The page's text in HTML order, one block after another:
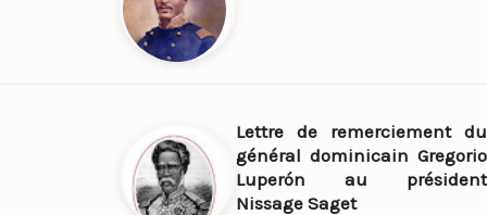
Lettre de remerciement du
général dominicain Gregorio
Luperón au président
Nissage Saget